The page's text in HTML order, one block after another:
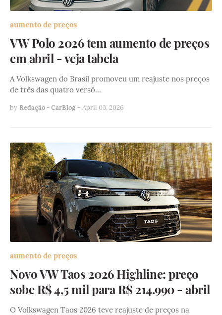
aumento de preços
VW Polo 2026 tem aumento de preços
em abril - veja tabela
A Volkswagen do Brasil promoveu um reajuste nos preços
de três das quatro versõ…
by Redação - CarBlog - April 03, 2026
aumento de preços
Novo VW Taos 2026 Highline: preço
sobe R$ 4,5 mil para R$ 214.990 - abril
O Volkswagen Taos 2026 teve reajuste de preços na